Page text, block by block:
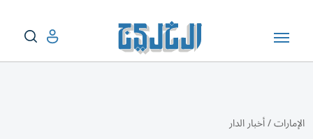
الإمارات/أخبار الدار